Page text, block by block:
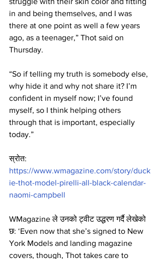
in and being themselves, and I was
there at one point as well a few years
ago, as a teenager,” Thot said on
Thursday.
“So if telling my truth is somebody else,
why hide it and why not share it? I’m
confident in myself now; I’ve found
myself, so I think helping others
through that is important, especially
today.”
स्रोत:
https://www.wmagazine.com/story/duck
ie-thot-model-pirelli-all-black-calendar-
naomi-campbell
WMagazine ले उनको ट्वीट उद्धरण गर्दै लेखेको
छ: ‘Even now that she’s signed to New
York Models and landing magazine
covers, though, Thot takes care to